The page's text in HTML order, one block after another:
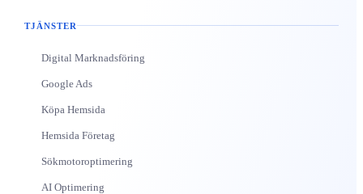
TJÄNSTER
Digital Marknadsföring
Google Ads
Köpa Hemsida
Hemsida Företag
Sökmotoroptimering
AI Optimering